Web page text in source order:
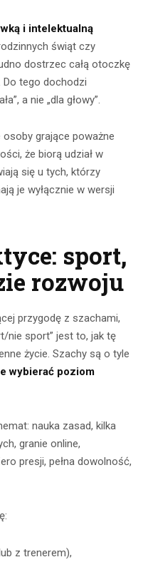
i intelektualną
świąt czy
dostrzec całą otoczkę
Do tego dochodzi
a nie „dla głowy”.
grające poważne
że biorą udział w
się u tych, którzy
je wyłącznie w wersji
sport,
rozwoju
przygodę z szachami,
nie sport” jest to, jak tę
życie. Szachy są o tyle
wybierać poziom
nauka zasad, kilka
granie online,
presji, pełna dowolność,
z trenerem),